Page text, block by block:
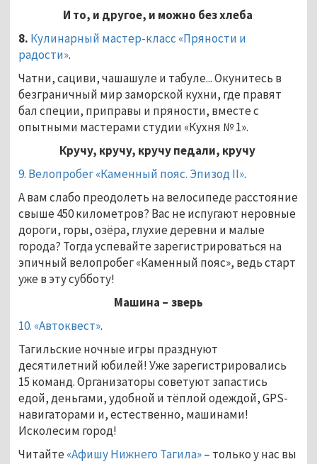
И то, и другое, и можно без хлеба
8. Кулинарный мастер-класс «Пряности и
радости».
Чатни, сациви, чашашуле и табуле... Окунитесь в
безграничный мир заморской кухни, где правят
бал специи, приправы и пряности, вместе с
опытными мастерами студии «Кухня № 1».
Кручу, кручу, кручу педали, кручу
9. Велопробег «Каменный пояс. Эпизод II».
А вам слабо преодолеть на велосипеде расстояние
свыше 450 километров? Вас не испугают неровные
дороги, горы, озёра, глухие деревни и малые
города? Тогда успевайте зарегистрироваться на
эпичный велопробег «Каменный пояс», ведь старт
уже в эту субботу!
Машина – зверь
10. «Автоквест».
Тагильские ночные игры празднуют
десятилетний юбилей! Уже зарегистрировались
15 команд. Организаторы советуют запастись
едой, деньгами, удобной и тёплой одеждой, GPS-
навигаторами и, естественно, машинами!
Исколесим город!
Читайте «Афишу Нижнего Тагила»– только у нас вы